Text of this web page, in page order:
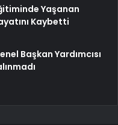
Yaşanan
Kaybetti
Başkan Yardımcısı